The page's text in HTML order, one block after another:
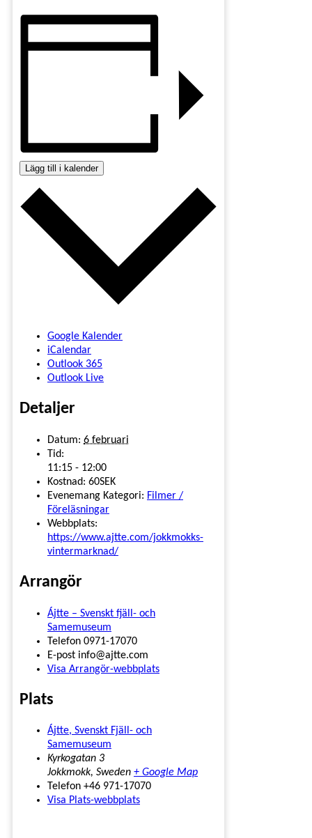
Lägg till i kalender
Google Kalender
iCalendar
Outlook 365
Outlook Live
Detaljer
Datum: 6 februari
Tid:
11:15 - 12:00
Kostnad: 60SEK
Evenemang Kategori: Filmer /
Föreläsningar
Webbplats:
https://www.ajtte.com/jokkmokks-
vintermarknad/
Arrangör
Ájtte – Svenskt fjäll- och
Samemuseum
Telefon 0971-17070
E-post info@ajtte.com
Visa Arrangör-webbplats
Plats
Ájtte, Svenskt Fjäll- och
Samemuseum
Kyrkogatan 3
Jokkmokk, Sweden + Google Map
Telefon +46 971-17070
Visa Plats-webbplats